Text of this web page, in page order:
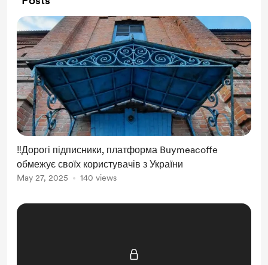
‼️Дорогі підписники, платформа Buymeacoffe
обмежує своїх користувачів з України
May 27, 2025 140 views